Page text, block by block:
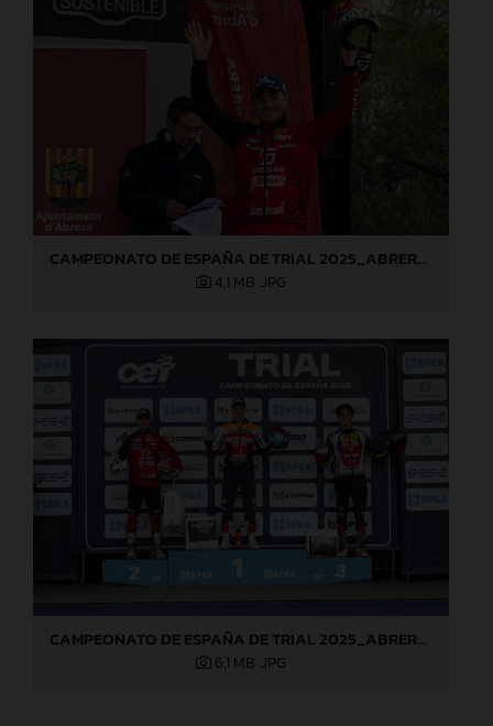
CAMPEONATO DE ESPAÑA DE TRIAL 2025_ABRERA (Barcelona), 1ª prueba_Jaime Busto
4,1 MB .JPG
CAMPEONATO DE ESPAÑA DE TRIAL 2025_ABRERA (Barcelona), 1ª prueba_Jaime Busto
6,1 MB .JPG